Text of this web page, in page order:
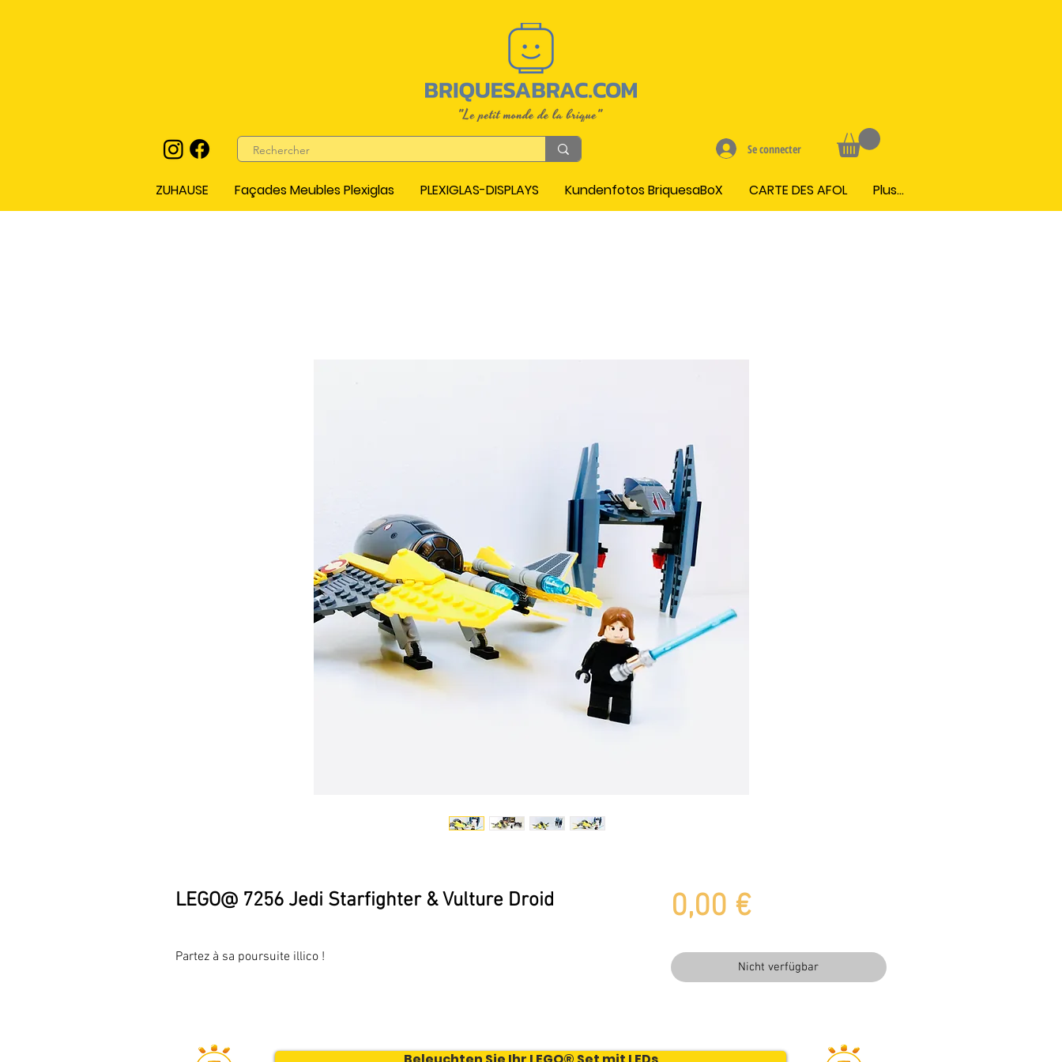
Se connecter
ZUHAUSE Façades Meubles Plexiglas PLEXIGLAS-DISPLAYS Kundenfotos BriquesaBoX CARTE DES AFOL Plus...
LEGO@ 7256 Jedi Starfighter & Vulture Droid
Partez à sa poursuite illico !
0,00 €Preis
Nicht verfügbar